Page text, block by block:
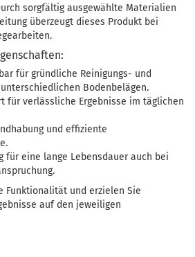
sorgfältig ausgewählte Materialien
überzeugt dieses Produkt bei
für gründliche Reinigungs- und
Bodenbelägen.
für verlässliche Ergebnisse im täglichen
und effiziente
für eine lange Lebensdauer auch bei
Funktionalität und erzielen Sie
auf den jeweiligen